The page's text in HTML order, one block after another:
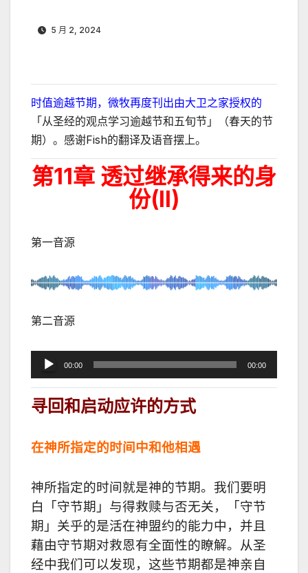
5 月 2, 2024
时值逾越节期，微牧再度刊出由大卫之家授权的
「从圣经的观点学习逾越节和五旬节」（春天的节
期）。感谢Fish的翻译及语音摆上。
第11章 透过继承得来的身
份(II)
第一音源
第二音源
频
播
放
00:00 00:00
寻回和启动应许的方式
在神所指定的时间中和他相遇
神所指定的时间就是神的节期。我们要明
白「守节期」与得救赎与否无关，「守节
期」关乎的是活在神盟约的能力中，并且
藉由守节期对救恩有全面性的瞭解。从圣
经中我们可以发现，这些节期都是神亲自